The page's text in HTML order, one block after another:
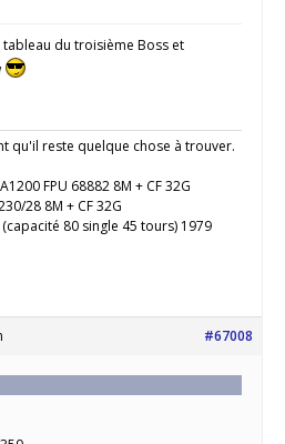
tableau du troisième Boss et
qu'il reste quelque chose à trouver.
FPU 68882 8M + CF 32G
28 8M + CF 32G
80 single 45 tours) 1979
#67008